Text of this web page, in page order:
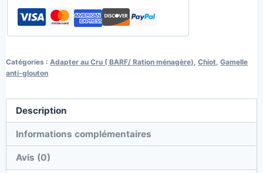
Catégories :Adapter au Cru ( BARF/ Ration ménagère) ,Chiot ,Gamelle
anti-glouton
Description
Informations complémentaires
Avis (0)